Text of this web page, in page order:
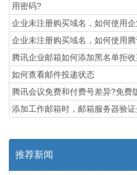
用密码?
企业未注册购买域名，如何使用
企业未注册购买域名，如何使用
腾讯企业邮箱如何添加黑名单拒
如何查看邮件投递状态
腾讯会议免费和付费号差异?免费
添加工作邮箱时，邮箱服务器验
推荐新闻